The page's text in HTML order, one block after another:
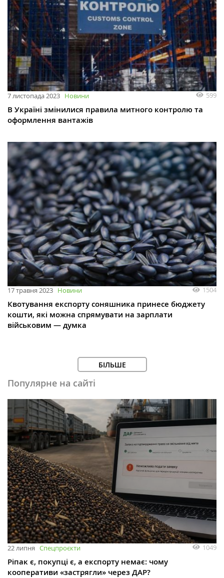
7 листопада 2023 Новини 599
В Україні змінилися правила митного контролю та
оформлення вантажів
17 травня 2023 Новини 1504
Квотування експорту соняшника принесе бюджету
кошти, які можна спрямувати на зарплати
військовим — думка
БІЛЬШЕ
Популярне на сайті
22 липня Спецпроєкти 1049
Ріпак є, покупці є, а експорту немає: чому
кооперативи «застрягли» через ДАР?